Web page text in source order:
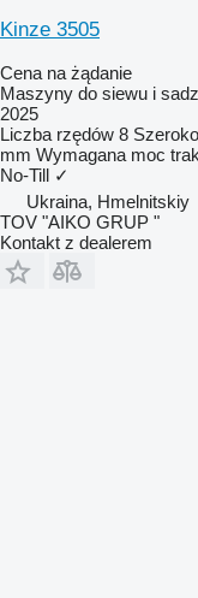
Kinze 3505
Cena na żądanie
Maszyny do siewu i
2025
Liczba rzędów 8
mm Wymagana moc
No-Till ✓
Ukraina, Hmelnitskiy
TOV "AIKO GRUP "
Kontakt z dealerem